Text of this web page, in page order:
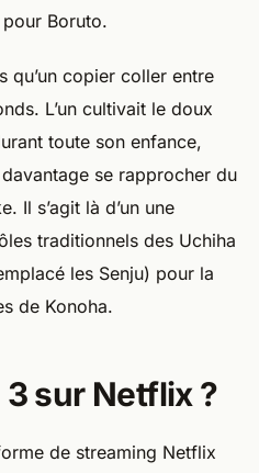
Boruto.
qu’un copier coller entre
L’un cultivait le doux
toute son enfance,
se rapprocher du
Il s’agit là d’un une
traditionnels des Uchiha
les Senju) pour la
de Konoha.
sur Netflix ?
de streaming Netflix